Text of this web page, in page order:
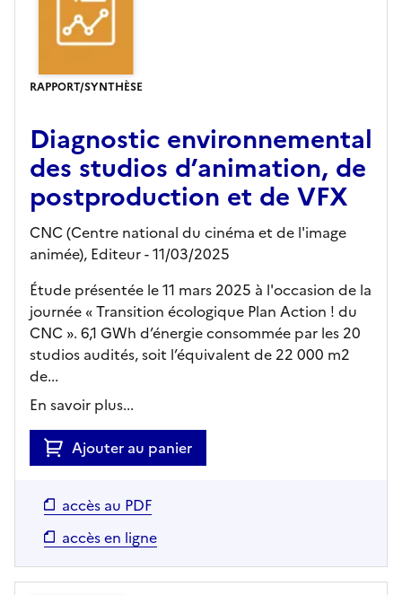
RAPPORT/SYNTHÈSE
Diagnostic environnemental
des studios d’animation, de
postproduction et de VFX
CNC (Centre national du cinéma et de l'image
animée), Editeur- 11/03/2025
Étude présentée le 11 mars 2025 à l'occasion de la
journée « Transition écologique Plan Action ! du
CNC ». 6,1 GWh d’énergie consommée par les 20
studios audités, soit l’équivalent de 22 000 m2
de...
En savoir plus...
Ajouter au panier
accès au PDF
accès en ligne